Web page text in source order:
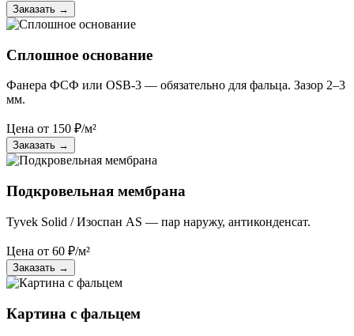
Заказать →
Сплошное основание
Фанера ФСФ или OSB-3 — обязательно для фальца. Зазор 2–3
мм.
Цена от 150 ₽/м²
Заказать →
Подкровельная мембрана
Tyvek Solid / Изоспан AS — пар наружу, антиконденсат.
Цена от 60 ₽/м²
Заказать →
Картина с фальцем